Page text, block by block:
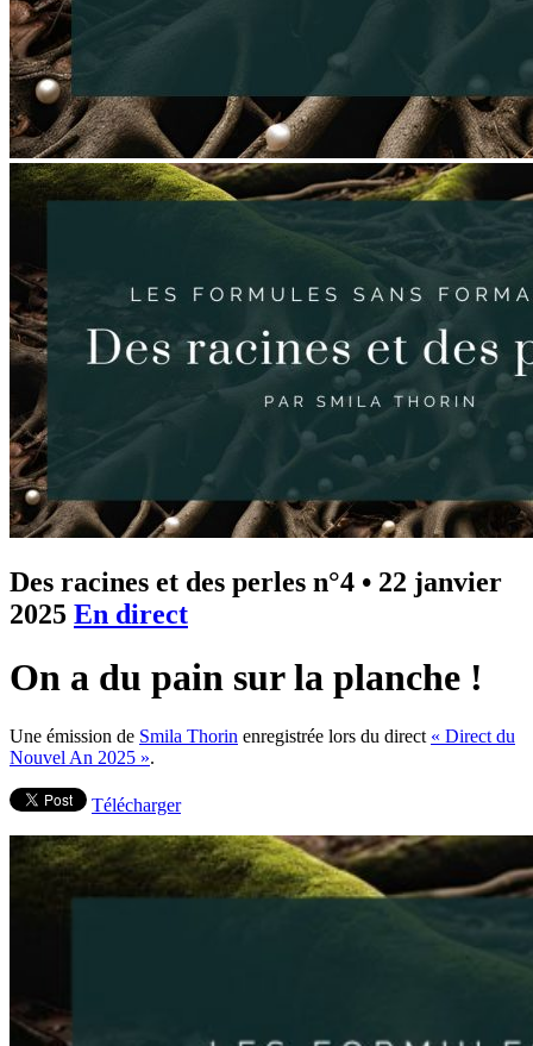
Des racines et des perles n°4 • 22 janvier
2025 En direct
On a du pain sur la planche !
Une émission de Smila Thorin enregistrée lors du direct « Direct du
Nouvel An 2025 ».
Télécharger